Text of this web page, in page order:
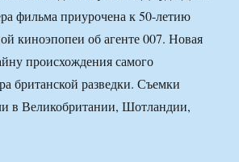
фильма приурочена к 50-летию
киноэпопеи об агенте 007. Новая
происхождения самого
британской разведки. Съемки
в Великобритании, Шотландии,